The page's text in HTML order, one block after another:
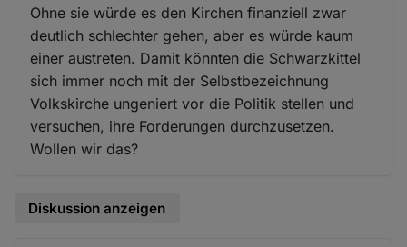
Ohne sie würde es den Kirchen finanziell zwar
deutlich schlechter gehen, aber es würde kaum
einer austreten. Damit könnten die Schwarzkittel
sich immer noch mit der Selbstbezeichnung
Volkskirche ungeniert vor die Politik stellen und
versuchen, ihre Forderungen durchzusetzen.
Wollen wir das?
Diskussion anzeigen